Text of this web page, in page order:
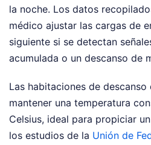
la noche. Los datos
médico ajustar las cargas de
siguiente si se detectan
acumulada o un descanso de
Las habitaciones de
mantener una temperatura
Celsius, ideal para propiciar
los estudios de la Unión de